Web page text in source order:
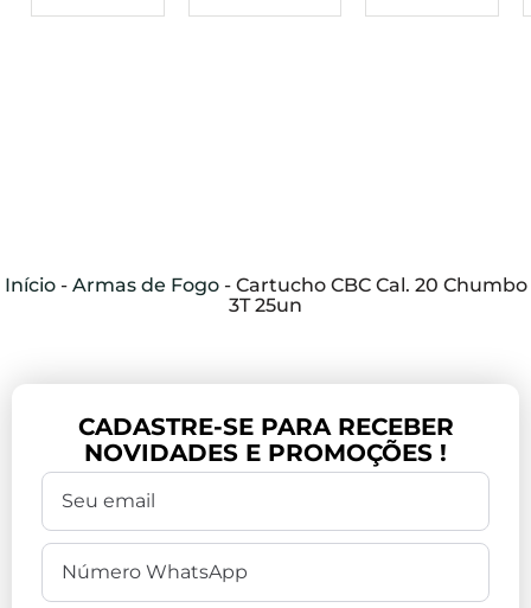
Início- Armas de Fogo- Cartucho CBC Cal. 20 Chumbo
3T 25un
CADASTRE-SE PARA RECEBER
NOVIDADES E PROMOÇÕES !